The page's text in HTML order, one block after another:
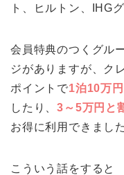
ト、ヒルトン、IHG
会員特典のつくグル
ジがありますが、ク
ポイントで1泊10万
したり、3～5万円と
お得に利用できました
こういう話をすると